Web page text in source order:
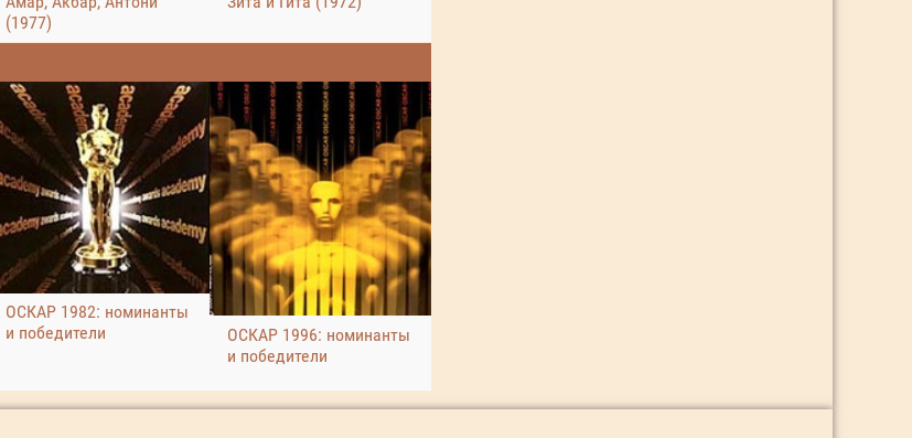
(1977)
ОСКАР 1982: номинанты
и победители
ОСКАР 1996: номинанты
и победители